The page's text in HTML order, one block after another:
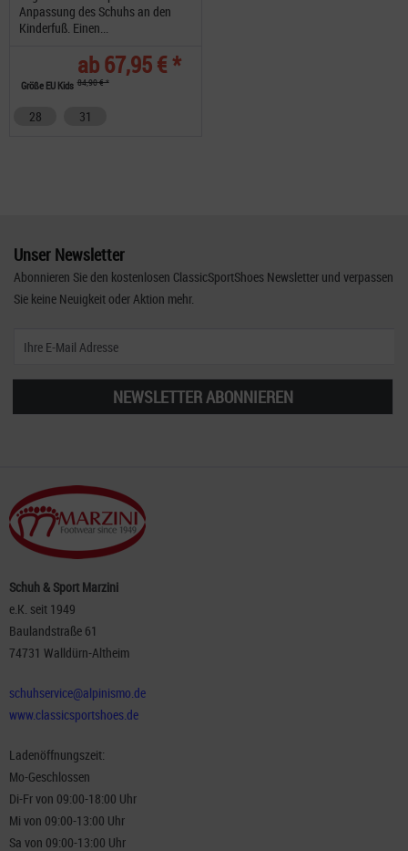
Anpassung des Schuhs an den
Kinderfuß. Einen...
ab 67,95 € *
84,90 € *
Größe EU Kids
28 31
Unser Newsletter
Abonnieren Sie den kostenlosen ClassicSportShoes Newsletter und verpassen
Sie keine Neuigkeit oder Aktion mehr.
NEWSLETTER ABONNIEREN
Schuh & Sport Marzini
e.K. seit 1949
Baulandstraße 61
74731 Walldürn-Altheim
schuhservice@alpinismo.de
www.classicsportshoes.de
Ladenöffnungszeit:
Mo-Geschlossen
Di-Fr von 09:00-18:00 Uhr
Mi von 09:00-13:00 Uhr
Sa von 09:00-13:00 Uhr